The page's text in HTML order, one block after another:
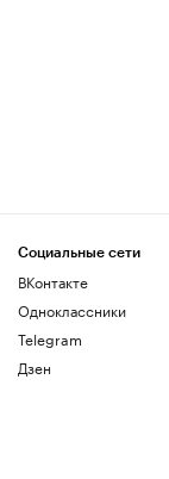
Социальные сети
ВКонтакте
Одноклассники
Telegram
Дзен